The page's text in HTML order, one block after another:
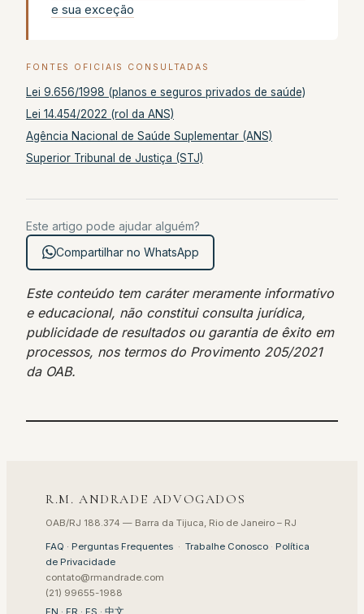
e sua exceção
FONTES OFICIAIS CONSULTADAS
Lei 9.656/1998 (planos e seguros privados de saúde)
Lei 14.454/2022 (rol da ANS)
Agência Nacional de Saúde Suplementar (ANS)
Superior Tribunal de Justiça (STJ)
Este artigo pode ajudar alguém?
Compartilhar no WhatsApp
Este conteúdo tem caráter meramente informativo
e educacional, não constitui consulta jurídica,
publicidade de resultados ou garantia de êxito em
processos, nos termos do Provimento 205/2021
da OAB.
R.M. ANDRADE ADVOGADOS
OAB/RJ 188.374 — Barra da Tijuca, Rio de Janeiro – RJ
FAQ · Perguntas Frequentes · Trabalhe Conosco · Política
de Privacidade
contato@rmandrade.com
(21) 99655-1988
EN · FR · ES · 中文